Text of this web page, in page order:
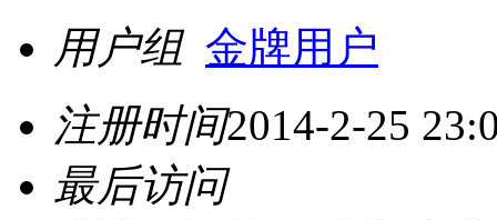
用户组 金牌用户
注册时间2014-2-25
最后访问